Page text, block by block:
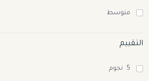
متوسط
التقييم
5 نجوم